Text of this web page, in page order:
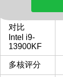
对比
Intel i9-
13900KF
多核评分